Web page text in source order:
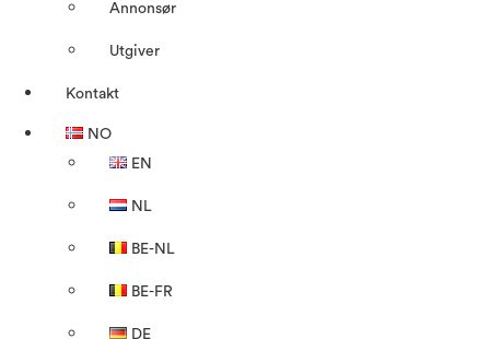
Annonsør
Utgiver
Kontakt
NO
EN
NL
BE-NL
BE-FR
DE